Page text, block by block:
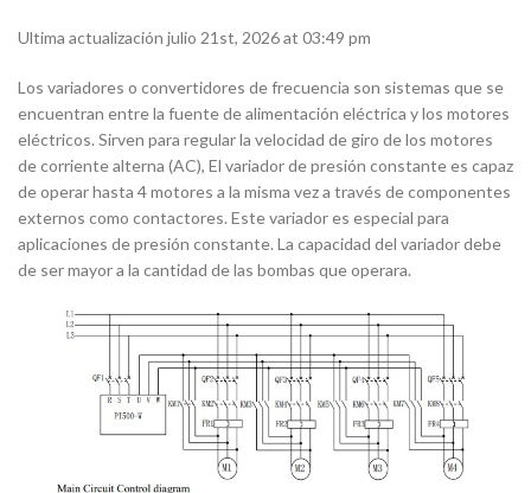
Ultima actualización julio 21st, 2026 at 03:49 pm
Los variadores o convertidores de frecuencia son sistemas que se
encuentran entre la fuente de alimentación eléctrica y los motores
eléctricos. Sirven para regular la velocidad de giro de los motores
de corriente alterna (AC), El variador de presión constante es capaz
de operar hasta 4 motores a la misma vez a través de componentes
externos como contactores. Este variador es especial para
aplicaciones de presión constante. La capacidad del variador debe
de ser mayor a la cantidad de las bombas que operara.